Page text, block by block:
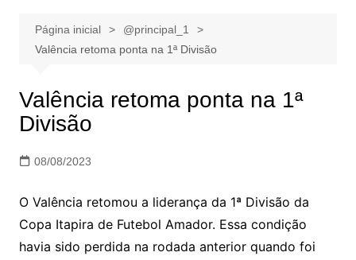
Página inicial
@principal_1
Valência retoma ponta na 1ª Divisão
Valência retoma ponta na 1ª
Divisão
08/08/2023
O Valência retomou a liderança da 1ª Divisão da
Copa Itapira de Futebol Amador. Essa condição
havia sido perdida na rodada anterior quando foi